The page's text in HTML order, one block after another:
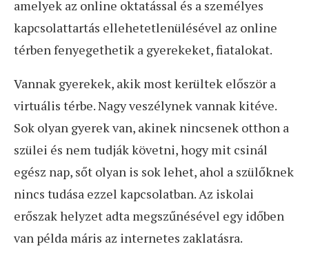
amelyek az online oktatással és a személyes
kapcsolattartás ellehetetlenülésével az online
térben fenyegethetik a gyerekeket, fiatalokat.
Vannak gyerekek, akik most kerültek először a
virtuális térbe. Nagy veszélynek vannak kitéve.
Sok olyan gyerek van, akinek nincsenek otthon a
szülei és nem tudják követni, hogy mit csinál
egész nap, sőt olyan is sok lehet, ahol a szülőknek
nincs tudása ezzel kapcsolatban. Az iskolai
erőszak helyzet adta megszűnésével egy időben
van példa máris az internetes zaklatásra.